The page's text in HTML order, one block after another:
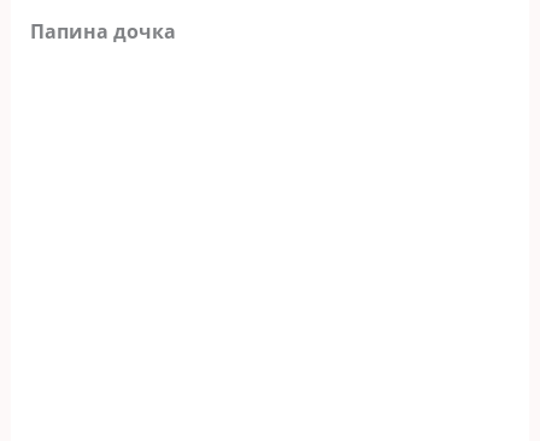
Папина дочка